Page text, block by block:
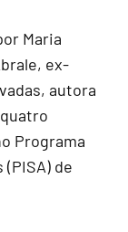
Maria
ex-
autora
Programa
de